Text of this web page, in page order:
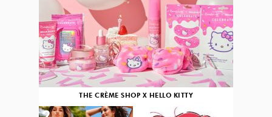
THE CRÈME SHOP X HELLO KITTY